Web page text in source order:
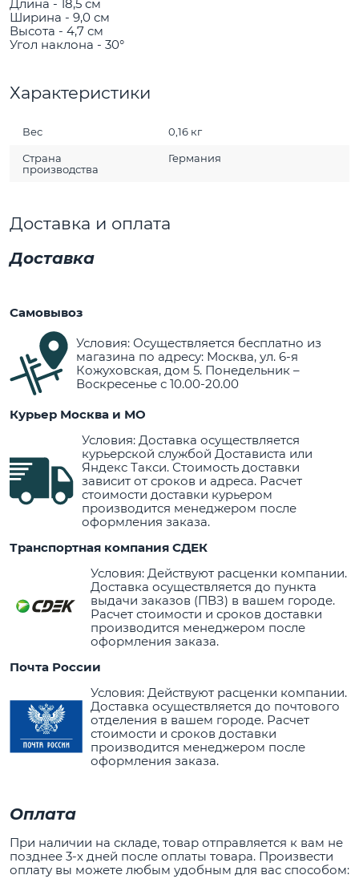
Длина - 18,5 см
Ширина - 9,0 см
Высота - 4,7 см
Угол наклона - 30°
Характеристики
Вес 0,16 кг
Страна
производства
Германия
Доставка и оплата
Доставка
Самовывоз
Условия: Осуществляется бесплатно из
магазина по адресу: Москва, ул. 6-я
Кожуховская, дом 5. Понедельник –
Воскресенье с 10.00-20.00
Курьер Москва и МО
Условия: Доставка осуществляется
курьерской службой Достависта или
Яндекс Такси. Стоимость доставки
зависит от сроков и адреса. Расчет
стоимости доставки курьером
производится менеджером после
оформления заказа.
Транспортная компания СДЕК
Условия: Действуют расценки компании.
Доставка осуществляется до пункта
выдачи заказов (ПВЗ) в вашем городе.
Расчет стоимости и сроков доставки
производится менеджером после
оформления заказа.
Почта России
Условия: Действуют расценки компании.
Доставка осуществляется до почтового
отделения в вашем городе. Расчет
стоимости и сроков доставки
производится менеджером после
оформления заказа.
Оплата
При наличии на складе, товар отправляется к вам не
позднее 3-х дней после оплаты товара. Произвести
оплату вы можете любым удобным для вас способом: